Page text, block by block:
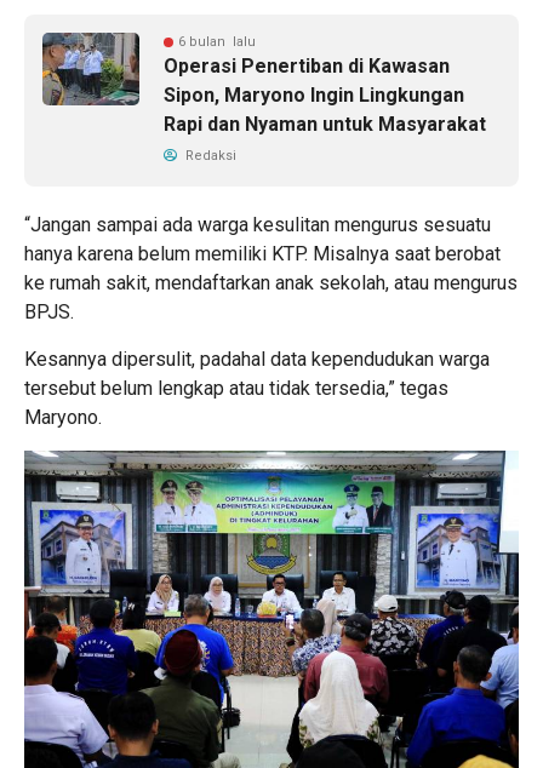
6 bulan lalu
Operasi Penertiban di Kawasan
Sipon, Maryono Ingin Lingkungan
Rapi dan Nyaman untuk Masyarakat
Redaksi
“Jangan sampai ada warga kesulitan mengurus sesuatu
hanya karena belum memiliki KTP. Misalnya saat berobat
ke rumah sakit, mendaftarkan anak sekolah, atau mengurus
BPJS.
Kesannya dipersulit, padahal data kependudukan warga
tersebut belum lengkap atau tidak tersedia,” tegas
Maryono.